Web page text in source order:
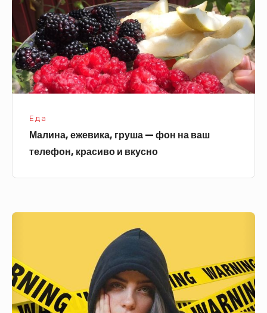
фон
ваш
телефон,
красиво
и
Еда
Малина, ежевика, груша — фон на ваш
телефон, красиво и вкусно
Билли
Eilish)
заставка
на